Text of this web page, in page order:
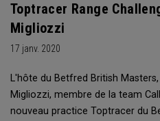
Toptracer Range
Migliozzi
17 janv. 2020
L'hôte du Betfred British
Migliozzi, membre de la team
nouveau practice Toptracer du